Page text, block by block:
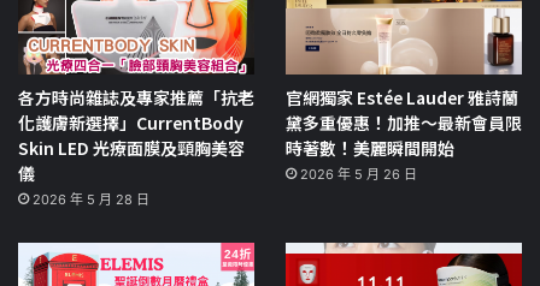
各方時尚雜誌及專家推薦「抗老
化護膚新選擇」CurrentBody
Skin LED 光療面膜及頸胸美容
儀
2026 年 5 月 28 日
官網獨家 Estée Lauder 雅詩蘭
黛多重優惠！加推～最新會員限
時著數！美麗瞬間開始
2026 年 5 月 26 日